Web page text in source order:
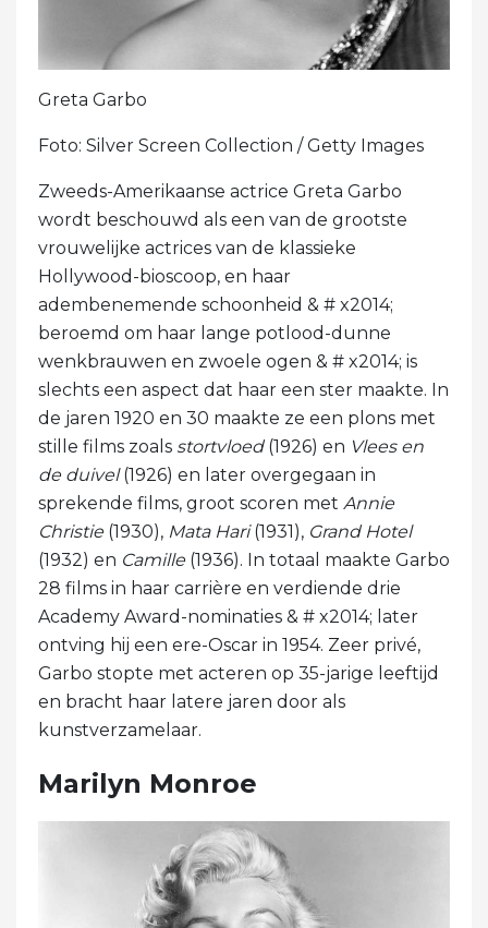
Greta Garbo
Foto: Silver Screen Collection / Getty Images
Zweeds-Amerikaanse actrice Greta Garbo
wordt beschouwd als een van de grootste
vrouwelijke actrices van de klassieke
Hollywood-bioscoop, en haar
adembenemende schoonheid & # x2014;
beroemd om haar lange potlood-dunne
wenkbrauwen en zwoele ogen & # x2014; is
slechts een aspect dat haar een ster maakte. In
de jaren 1920 en 30 maakte ze een plons met
stille films zoals stortvloed(1926) en Vlees en
de duivel(1926) en later overgegaan in
sprekende films, groot scoren met Annie
Christie(1930), Mata Hari(1931), Grand Hotel
(1932) en Camille(1936). In totaal maakte Garbo
28 films in haar carrière en verdiende drie
Academy Award-nominaties & # x2014; later
ontving hij een ere-Oscar in 1954. Zeer privé,
Garbo stopte met acteren op 35-jarige leeftijd
en bracht haar latere jaren door als
kunstverzamelaar.
Marilyn Monroe